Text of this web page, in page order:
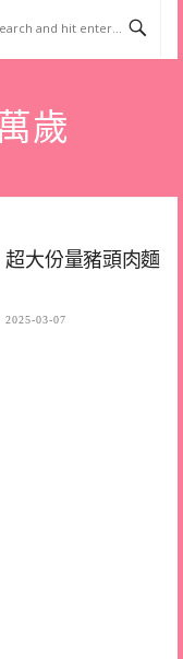
歲
大份量豬頭肉麵
2025-03-07